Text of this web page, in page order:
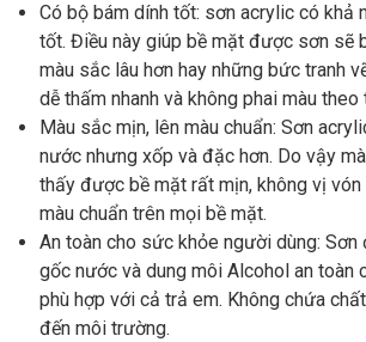
Có bộ bám dính tốt: sơn acrylic có khả
tốt. Điều này giúp bề mặt được sơn sẽ
màu sắc lâu hơn hay những bức tranh
dễ thấm nhanh và không phai màu theo
Màu sắc mịn, lên màu chuẩn: Sơn
nước nhưng xốp và đặc hơn. Do vậy
thấy được bề mặt rất mịn, không vị vón
màu chuẩn trên mọi bề mặt.
An toàn cho sức khỏe người dùng:
gốc nước và dung môi Alcohol an toàn
phù hợp với cả trả em. Không chứa
đến môi trường.